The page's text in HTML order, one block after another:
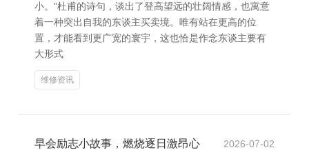
小。”杜甫的诗句，谈出了登高望远的壮阔情感，也寓意
着一种突出自我的东谈主买卖境。唯有站在更高的位
置，才能看到更广宽的寰宇，这也恰是作念东谈主要有
大形式
维修资讯
早会励志小故事，燃烧逐日激昂心 2026-07-02